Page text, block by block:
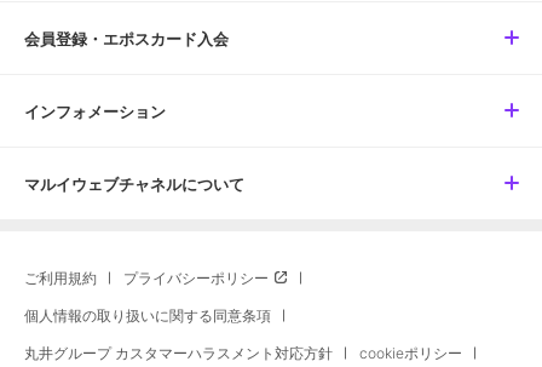
会員登録・エポスカード入会
インフォメーション
マルイウェブチャネルについて
ご利用規約 プライバシーポリシー
個人情報の取り扱いに関する同意条項
丸井グループ カスタマーハラスメント対応方針 cookieポリシー